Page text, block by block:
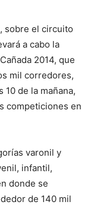
sobre el circuito
a cabo la
2014, que
mil corredores,
de la mañana,
competiciones en
varonil y
infantil,
donde se
de 140 mil